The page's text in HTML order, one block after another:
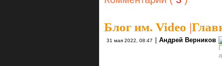
Блог им. Video |
31 мая 2022, 08:47 | Андрей Верников